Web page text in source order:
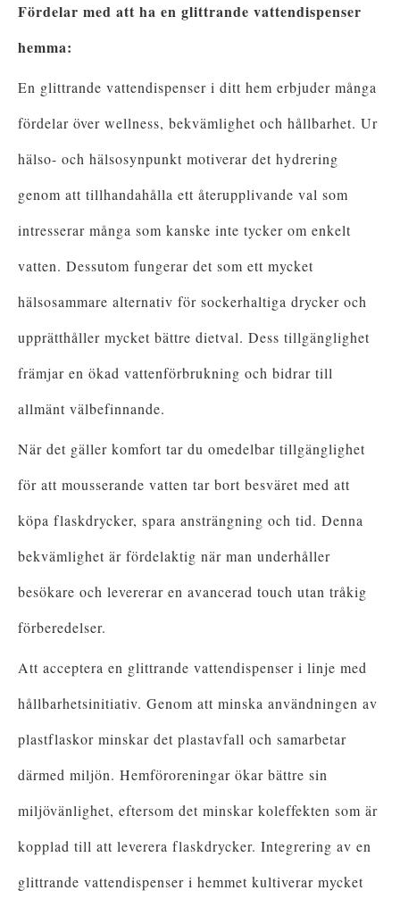
Fördelar med att ha en glittrande vattendispenser
hemma:
En glittrande vattendispenser i ditt hem erbjuder många
fördelar över wellness, bekvämlighet och hållbarhet. Ur
hälso- och hälsosynpunkt motiverar det hydrering
genom att tillhandahålla ett återupplivande val som
intresserar många som kanske inte tycker om enkelt
vatten. Dessutom fungerar det som ett mycket
hälsosammare alternativ för sockerhaltiga drycker och
upprätthåller mycket bättre dietval. Dess tillgänglighet
främjar en ökad vattenförbrukning och bidrar till
allmänt välbefinnande.
När det gäller komfort tar du omedelbar tillgänglighet
för att mousserande vatten tar bort besväret med att
köpa flaskdrycker, spara ansträngning och tid. Denna
bekvämlighet är fördelaktig när man underhåller
besökare och levererar en avancerad touch utan tråkig
förberedelser.
Att acceptera en glittrande vattendispenser i linje med
hållbarhetsinitiativ. Genom att minska användningen av
plastflaskor minskar det plastavfall och samarbetar
därmed miljön. Hemföroreningar ökar bättre sin
miljövänlighet, eftersom det minskar koleffekten som är
kopplad till att leverera flaskdrycker. Integrering av en
glittrande vattendispenser i hemmet kultiverar mycket